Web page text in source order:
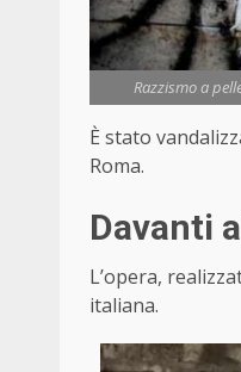
Razzismo a
È stato
Roma.
Davanti
L’opera,
italiana.